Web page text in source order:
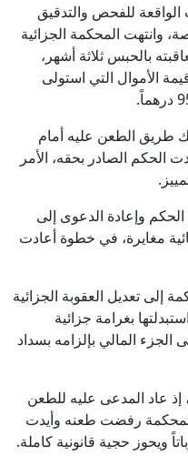
للفحص والتدقيق
وانتهت المحكمة الجزائية
بالحبس ثلاثة أشهر،
الأموال التي استولى
طريق الطعن عليه أمام
الحكم الصادر بحقه، الأمر
وإعادة الدعوى إلى
مغايرة، في خطوة أعادت
إلى تعديل العقوبة الجزائية
بغرامة جزائية
على الجزء المالي بإلزامه بسداد
إذ عاد المدعى عليه للطعن
المحكمة رفضت طعنه وأيدت
ويحوز حجية قانونية كاملة.